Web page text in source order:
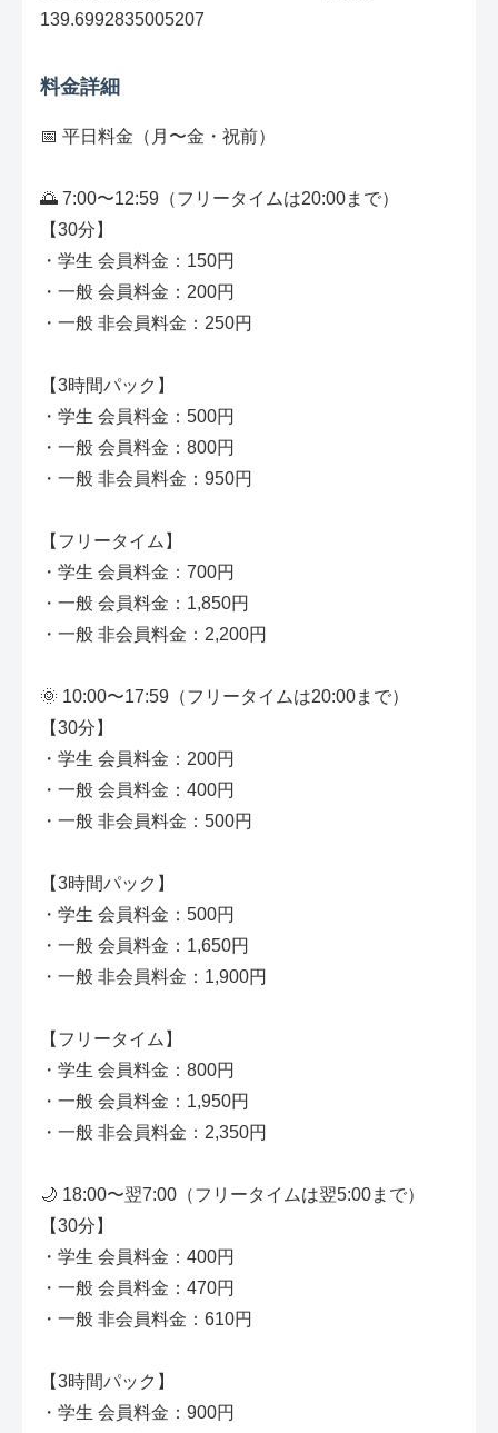
139.6992835005207
料金詳細
📅 平日料金（月〜金・祝前）
🌅 7:00〜12:59（フリータイムは20:00まで）
【30分】
・学生 会員料金：150円
・一般 会員料金：200円
・一般 非会員料金：250円
【3時間パック】
・学生 会員料金：500円
・一般 会員料金：800円
・一般 非会員料金：950円
【フリータイム】
・学生 会員料金：700円
・一般 会員料金：1,850円
・一般 非会員料金：2,200円
🌞 10:00〜17:59（フリータイムは20:00まで）
【30分】
・学生 会員料金：200円
・一般 会員料金：400円
・一般 非会員料金：500円
【3時間パック】
・学生 会員料金：500円
・一般 会員料金：1,650円
・一般 非会員料金：1,900円
【フリータイム】
・学生 会員料金：800円
・一般 会員料金：1,950円
・一般 非会員料金：2,350円
🌙 18:00〜翌7:00（フリータイムは翌5:00まで）
【30分】
・学生 会員料金：400円
・一般 会員料金：470円
・一般 非会員料金：610円
【3時間パック】
・学生 会員料金：900円